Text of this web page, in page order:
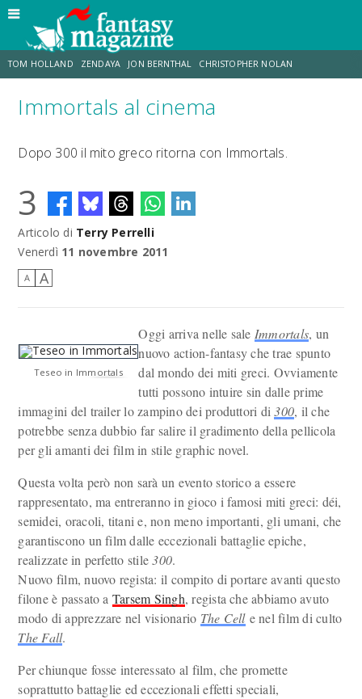
TOM HOLLAND ZENDAYA JON BERNTHAL CHRISTOPHER NOLAN
STRANIMONDI LUCCA COMICS & GAMES ODISSEA
Immortals al cinema
Dopo 300 il mito greco ritorna con Immortals.
3
Articolo di Terry Perrelli
Venerdì 11 novembre 2011
A A
Teseo in Immortals
Oggi arriva nelle sale Immortals, un
nuovo action-fantasy che trae spunto
dal mondo dei miti greci. Ovviamente
tutti possono intuire sin dalle prime
immagini del trailer lo zampino dei produttori di300, il che
potrebbe senza dubbio far salire il gradimento della pellicola
per gli amanti dei film in stile graphic novel.
Questa volta però non sarà un evento storico a essere
rappresentato, ma entreranno in gioco i famosi miti greci: déi,
semidei, oracoli, titani e, non meno importanti, gli umani, che
garantiscono un film dalle eccezionali battaglie epiche,
realizzate in perfetto stile300.
Nuovo film, nuovo regista: il compito di portare avanti questo
filone è passato a Tarsem Singh, regista che abbiamo avuto
modo di apprezzare nel visionario The Celle nel film di culto
The Fall.
Per chiunque fosse interessato al film, che promette
soprattutto battaglie ed eccezionali effetti speciali,